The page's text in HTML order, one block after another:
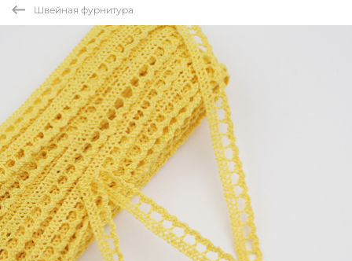
Швейная фурнитура